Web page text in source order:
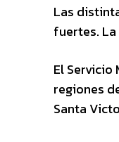
Las
fuertes. La
El
regiones
Santa